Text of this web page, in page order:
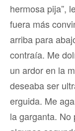
hermosa pija”,
fuera más
arriba para
contraía. Me
un ardor en la
deseaba ser
erguida. Me
la garganta.